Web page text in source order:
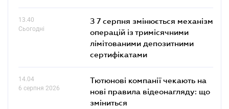
13.40
Сьогодні
З 7 серпня змінюється механізм
операцій із тримісячними
лімітованими депозитними
сертифікатами
14.04
6 серпня 2026
Тютюнові компанії чекають на
нові правила відеонагляду: що
зміниться